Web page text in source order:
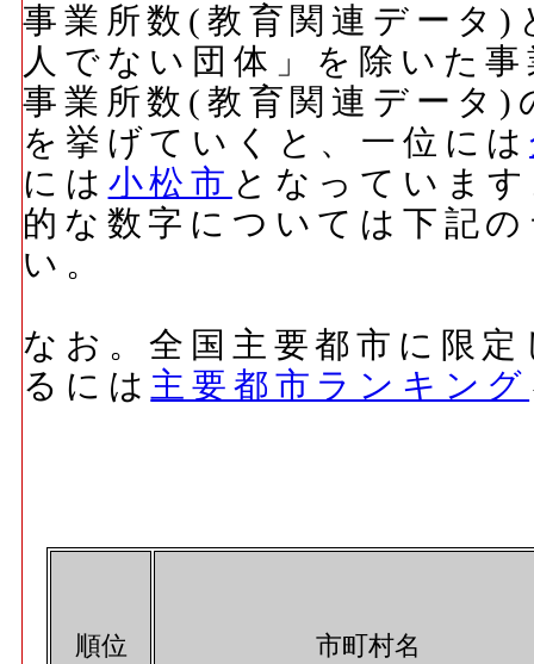
事業所数(教育関連データ
人でない団体」を除いた
事業所数(教育関連データ
を挙げていくと、一位には
には 小松市 となっていま
的な数字については下記
い。
なお。全国主要都市に限
るには 主要都市ランキング
順位 市町村名